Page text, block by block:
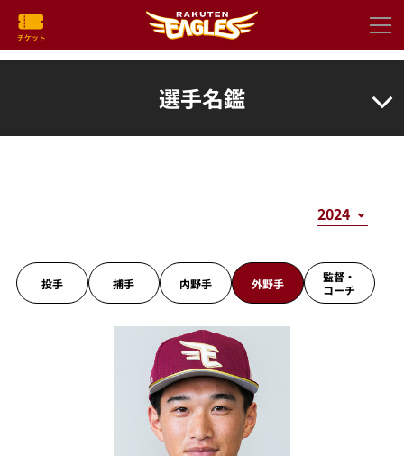
選手名鑑
投手 捕手 内野手 外野手
監督・
コーチ